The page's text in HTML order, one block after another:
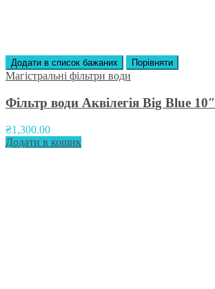
Додати в список бажаних Порівняти
Магістральні фільтри води
Фільтр води Аквілегія Big Blue 10″
₴1,300.00
Додати в кошик